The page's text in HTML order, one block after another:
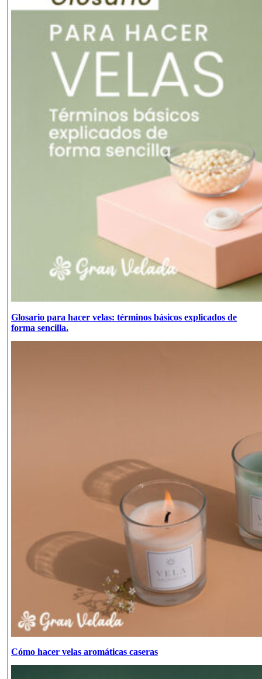
Glosario para hacer velas: términos básicos explicados de
forma sencilla.
Cómo hacer velas aromáticas caseras